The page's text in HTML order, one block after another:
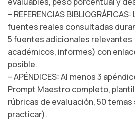
– REFERENCIAS
fuentes reales consultadas
5 fuentes adicionales
académicos, informes) con
posible.
– APÉNDICES: Al menos 3
Prompt Maestro completo,
rúbricas de evaluación, 50
practicar).